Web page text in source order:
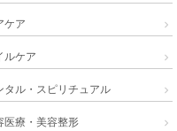
ケア 
ルケア 
タル・スピリチュアル 
医療・美容整形 